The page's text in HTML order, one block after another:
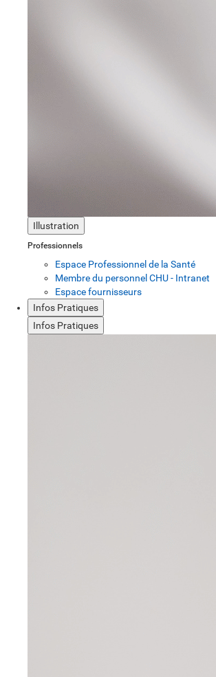
Illustration
Professionnels
Espace Professionnel de la Santé
Membre du personnel CHU - Intranet
Espace fournisseurs
Infos Pratiques
Infos Pratiques